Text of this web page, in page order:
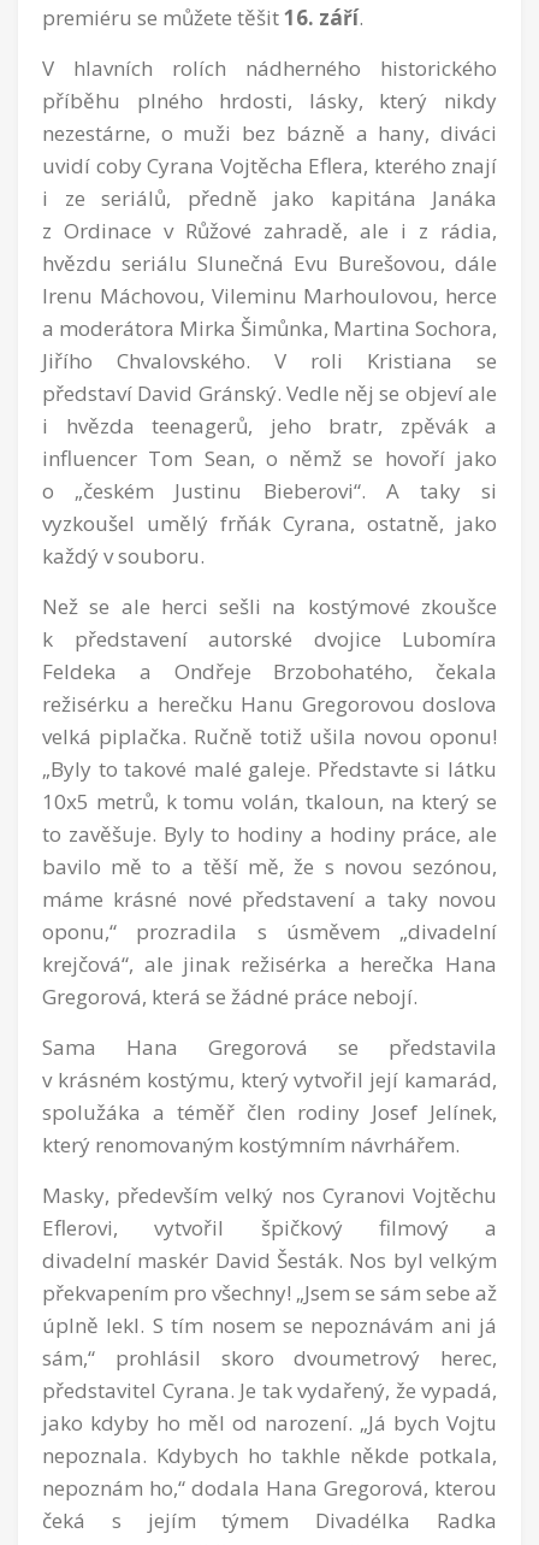
premiéru se můžete těšit16. září.
V hlavních rolích nádherného historického
příběhu plného hrdosti, lásky, který nikdy
nezestárne, o muži bez bázně a hany, diváci
uvidí coby Cyrana Vojtěcha Eflera, kterého znají
i ze seriálů, předně jako kapitána Janáka
z Ordinace v Růžové zahradě, ale i z rádia,
hvězdu seriálu Slunečná Evu Burešovou, dále
Irenu Máchovou, Vileminu Marhoulovou, herce
a moderátora Mirka Šimůnka, Martina Sochora,
Jiřího Chvalovského. V roli Kristiana se
představí David Gránský. Vedle něj se objeví ale
i hvězda teenagerů, jeho bratr, zpěvák a
influencer Tom Sean, o němž se hovoří jako
o „českém Justinu Bieberovi“. A taky si
vyzkoušel umělý frňák Cyrana, ostatně, jako
každý v souboru.
Než se ale herci sešli na kostýmové zkoušce
k představení autorské dvojice Lubomíra
Feldeka a Ondřeje Brzobohatého, čekala
režisérku a herečku Hanu Gregorovou doslova
velká piplačka. Ručně totiž ušila novou oponu!
„Byly to takové malé galeje. Představte si látku
10x5 metrů, k tomu volán, tkaloun, na který se
to zavěšuje. Byly to hodiny a hodiny práce, ale
bavilo mě to a těší mě, že s novou sezónou,
máme krásné nové představení a taky novou
oponu,“ prozradila s úsměvem „divadelní
krejčová“, ale jinak režisérka a herečka Hana
Gregorová, která se žádné práce nebojí.
Sama Hana Gregorová se představila
v krásném kostýmu, který vytvořil její kamarád,
spolužáka a téměř člen rodiny Josef Jelínek,
který renomovaným kostýmním návrhářem.
Masky, především velký nos Cyranovi Vojtěchu
Eflerovi, vytvořil špičkový filmový a
divadelní maskér David Šesták. Nos byl velkým
překvapením pro všechny! „Jsem se sám sebe až
úplně lekl. S tím nosem se nepoznávám ani já
sám,“ prohlásil skoro dvoumetrový herec,
představitel Cyrana. Je tak vydařený, že vypadá,
jako kdyby ho měl od narození. „Já bych Vojtu
nepoznala. Kdybych ho takhle někde potkala,
nepoznám ho,“ dodala Hana Gregorová, kterou
čeká s jejím týmem Divadélka Radka